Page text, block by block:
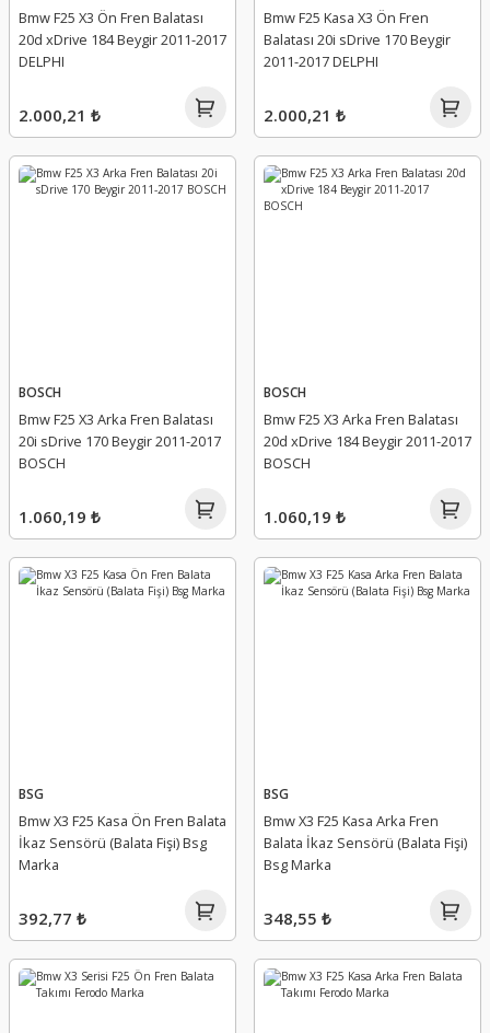
Bmw F25 X3 Ön Fren Balatası
20d xDrive 184 Beygir 2011-2017
DELPHI
2.000,21 ₺
Bmw F25 Kasa X3 Ön Fren
Balatası 20i sDrive 170 Beygir
2011-2017 DELPHI
2.000,21 ₺
BOSCH
Bmw F25 X3 Arka Fren Balatası
20i sDrive 170 Beygir 2011-2017
BOSCH
1.060,19 ₺
BOSCH
Bmw F25 X3 Arka Fren Balatası
20d xDrive 184 Beygir 2011-2017
BOSCH
1.060,19 ₺
BSG
Bmw X3 F25 Kasa Ön Fren Balata
İkaz Sensörü (Balata Fişi) Bsg
Marka
392,77 ₺
BSG
Bmw X3 F25 Kasa Arka Fren
Balata İkaz Sensörü (Balata Fişi)
Bsg Marka
348,55 ₺